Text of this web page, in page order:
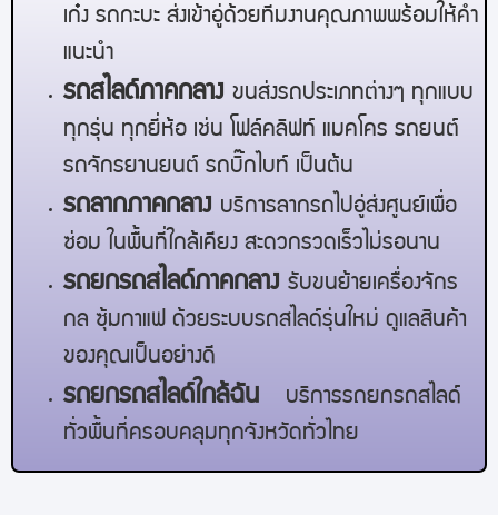
เก๋ง รถกะบะ ส่งเข้าอู่ด้วยทีมงานคุณภาพพร้อมให้คำ
แนะนำ
รถสไลด์ภาคกลาง ขนส่งรถประเภทต่างๆ ทุกแบบ
ทุกรุ่น ทุกยี่ห้อ เช่น โฟล์คลิฟท์ แมคโคร รถยนต์
รถจักรยานยนต์ รถบิ๊กไบท์ เป็นต้น
รถลากภาคกลาง บริการลากรถไปอู่ส่งศูนย์เพื่อ
ซ่อม ในพื้นที่ใกล้เคียง สะดวกรวดเร็วไม่รอนาน
รถยกรถสไลด์ภาคกลาง รับขนย้ายเครื่องจักร
กล ซุ้มกาแฟ ด้วยระบบรถสไลด์รุ่นใหม่ ดูแลสินค้า
ของคุณเป็นอย่างดี
รถยกรถสไลด์ใกล้ฉัน
บริการรถยกรถสไลด์
ทั่วพื้นที่ครอบคลุมทุกจังหวัดทั่วไทย